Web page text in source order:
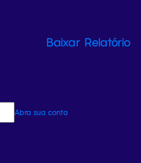
Baixar Relatório
Abra sua conta